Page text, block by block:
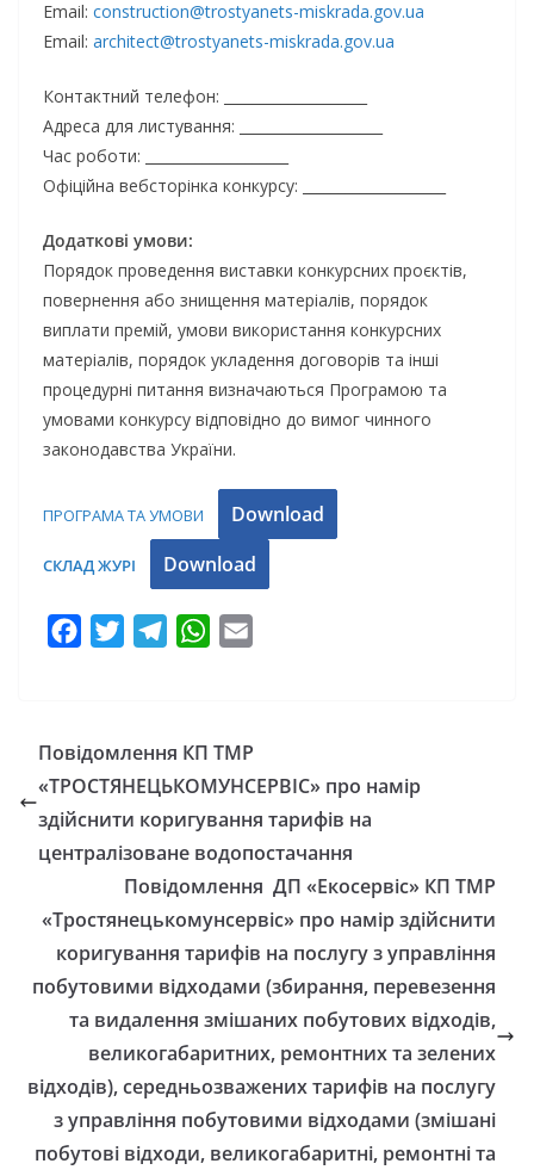
Email: construction@trostyanets-miskrada.gov.ua
Email: architect@trostyanets-miskrada.gov.ua
Контактний телефон: ____________________
Адреса для листування: ____________________
Час роботи: ____________________
Офіційна вебсторінка конкурсу: ____________________
Додаткові умови:
Порядок проведення виставки конкурсних проєктів,
повернення або знищення матеріалів, порядок
виплати премій, умови використання конкурсних
матеріалів, порядок укладення договорів та інші
процедурні питання визначаються Програмою та
умовами конкурсу відповідно до вимог чинного
законодавства України.
ПРОГРАМА ТА УМОВИ Download
СКЛАД ЖУРІ Download
b
o
o
k
t
e
r
g
r
a
m
W
s
A
p
p
Повідомлення КП ТМР
«ТРОСТЯНЕЦЬКОМУНСЕРВІС» про намір
здійснити коригування тарифів на
централізоване водопостачання
Повідомлення ДП «Екосервіс» КП ТМР
«Тростянецькомунсервіс» про намір здійснити
коригування тарифів на послугу з управління
побутовими відходами (збирання, перевезення
та видалення змішаних побутових відходів,
великогабаритних, ремонтних та зелених
відходів), середньозважених тарифів на послугу
з управління побутовими відходами (змішані
побутові відходи, великогабаритні, ремонтні та